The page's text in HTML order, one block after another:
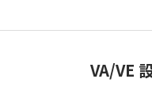
VA/VE